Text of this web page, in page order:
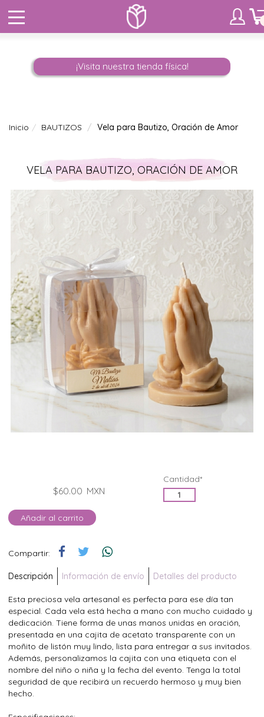
¡Visita nuestra tienda física!
Inicio BAUTIZOS Vela para Bautizo, Oración de Amor
VELA PARA BAUTIZO, ORACIÓN DE AMOR
$60.00 MXN
Cantidad*
Añadir al carrito
Compartir:
Descripción Información de envío Detalles del producto
Esta preciosa vela artesanal es perfecta para ese día tan
especial. Cada vela está hecha a mano con mucho cuidado y
dedicación. Tiene forma de unas manos unidas en oración,
presentada en una cajita de acetato transparente con un
moñito de listón muy lindo, lista para entregar a sus invitados.
Además, personalizamos la cajita con una etiqueta con el
nombre del niño o niña y la fecha del evento. Tenga la total
seguridad de que recibirá un recuerdo hermoso y muy bien
hecho.